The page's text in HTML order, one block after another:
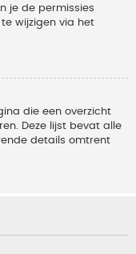
je de permissies
wijzigen via het
die een overzicht
Deze lijst bevat alle
details omtrent